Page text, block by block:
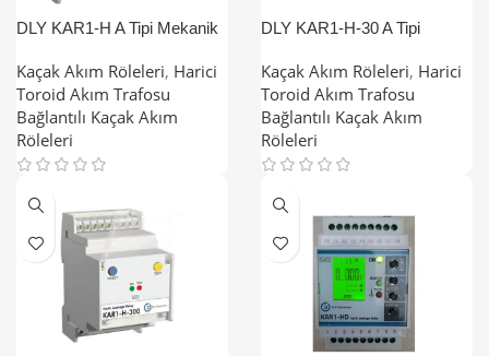
DLY KAR1-H A Tipi Mekanik
Röleleri
Kaçak Akım Röleleri, Harici
Toroid Akım Trafosu
Bağlantılı Kaçak Akım
Röleleri
DLY KAR1-H-30 A Tipi
Kaçak Akım Röleleri
Kaçak Akım Röleleri, Harici
Toroid Akım Trafosu
Bağlantılı Kaçak Akım
Röleleri